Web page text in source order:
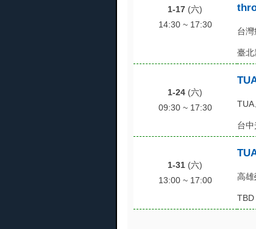
1-17 (六)
14:30 ~ 17:30
台
臺
1-24 (六)
09:30 ~ 17:30
TUA
台
1-31 (六)
13:00 ~ 17:00
高雄
TBD